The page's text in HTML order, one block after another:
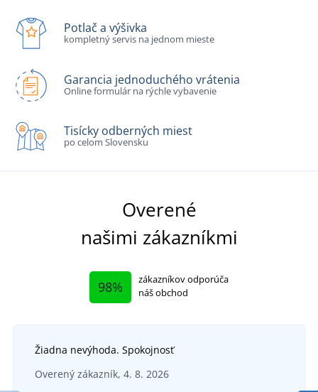
Potlač a výšivka
kompletný servis na jednom mieste
Garancia jednoduchého vrátenia
Online formulár na rýchle vybavenie
Tisícky odberných miest
po celom Slovensku
Overené
našimi zákazníkmi
98%
zákazníkov odporúča
náš obchod
Žiadna nevýhoda. Spokojnosť
Overený zákazník, 4. 8. 2026